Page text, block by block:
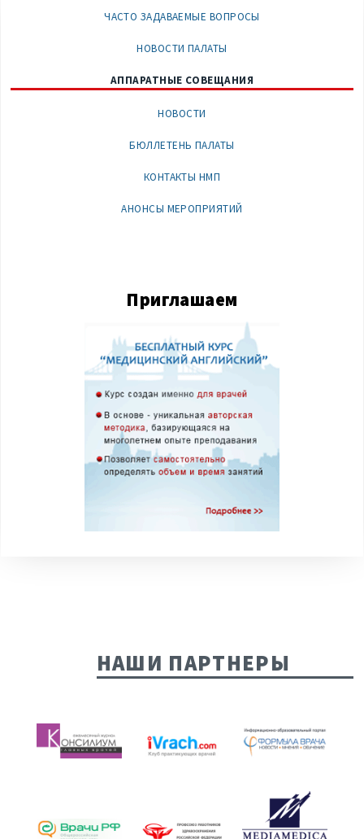
ЧАСТО ЗАДАВАЕМЫЕ ВОПРОСЫ
НОВОСТИ ПАЛАТЫ
АППАРАТНЫЕ СОВЕЩАНИЯ
НОВОСТИ
БЮЛЛЕТЕНЬ ПАЛАТЫ
КОНТАКТЫ НМП
АНОНСЫ МЕРОПРИЯТИЙ
Приглашаем
НАШИ ПАРТНЕРЫ